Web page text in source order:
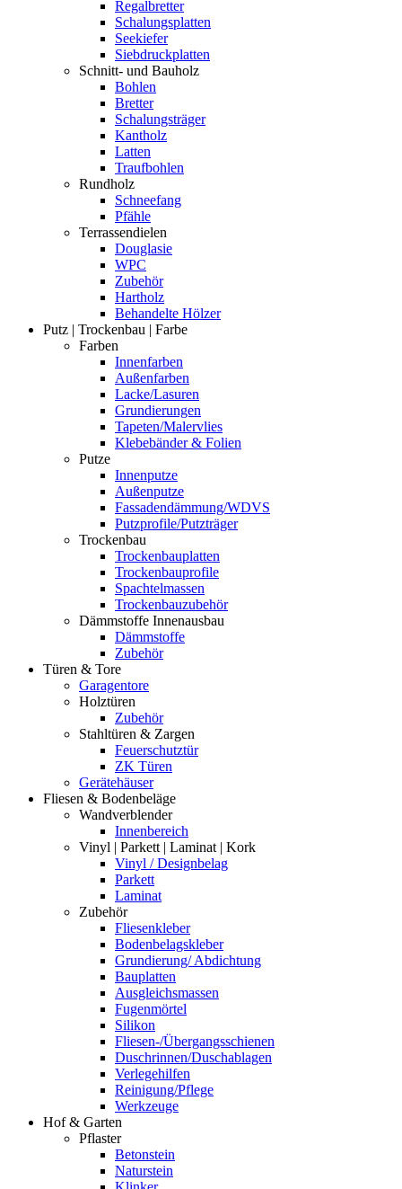
Regalbretter
Schalungsplatten
Seekiefer
Siebdruckplatten
Schnitt- und Bauholz
Bohlen
Bretter
Schalungsträger
Kantholz
Latten
Traufbohlen
Rundholz
Schneefang
Pfähle
Terrassendielen
Douglasie
WPC
Zubehör
Hartholz
Behandelte Hölzer
Putz | Trockenbau | Farbe
Farben
Innenfarben
Außenfarben
Lacke/Lasuren
Grundierungen
Tapeten/Malervlies
Klebebänder & Folien
Putze
Innenputze
Außenputze
Fassadendämmung/WDVS
Putzprofile/Putzträger
Trockenbau
Trockenbauplatten
Trockenbauprofile
Spachtelmassen
Trockenbauzubehör
Dämmstoffe Innenausbau
Dämmstoffe
Zubehör
Türen & Tore
Garagentore
Holztüren
Zubehör
Stahltüren & Zargen
Feuerschutztür
ZK Türen
Gerätehäuser
Fliesen & Bodenbeläge
Wandverblender
Innenbereich
Vinyl | Parkett | Laminat | Kork
Vinyl / Designbelag
Parkett
Laminat
Zubehör
Fliesenkleber
Bodenbelagskleber
Grundierung/ Abdichtung
Bauplatten
Ausgleichsmassen
Fugenmörtel
Silikon
Fliesen-/Übergangsschienen
Duschrinnen/Duschablagen
Verlegehilfen
Reinigung/Pflege
Werkzeuge
Hof & Garten
Pflaster
Betonstein
Naturstein